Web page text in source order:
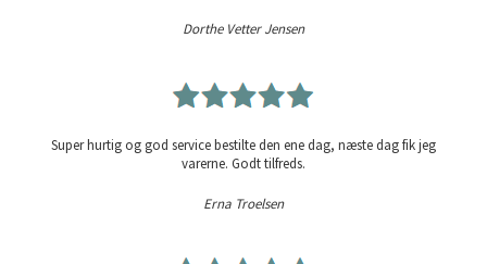
Dorthe Vetter Jensen
Super hurtig og god service bestilte den ene dag, næste dag fik jeg
varerne. Godt tilfreds.
Erna Troelsen